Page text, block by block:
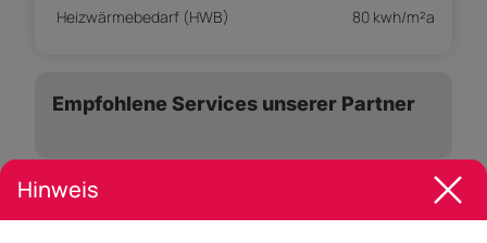
Heizwärmebedarf (HWB)
80 kwh/m²a
Empfohlene Services unserer Partner
Hinweis